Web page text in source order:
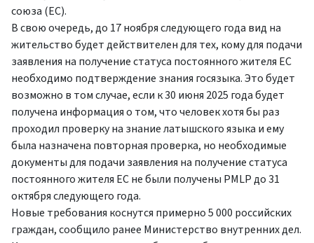
союза (ЕС).
В свою очередь, до 17 ноября следующего года вид на
жительство будет действителен для тех, кому для подачи
заявления на получение статуса постоянного жителя ЕС
необходимо подтверждение знания госязыка. Это будет
возможно в том случае, если к 30 июня 2025 года будет
получена информация о том, что человек хотя бы раз
проходил проверку на знание латышского языка и ему
была назначена повторная проверка, но необходимые
документы для подачи заявления на получение статуса
постоянного жителя ЕС не были получены PMLP до 31
октября следующего года.
Новые требования коснутся примерно 5 000 российских
граждан, сообщило ранее Министерство внутренних дел.